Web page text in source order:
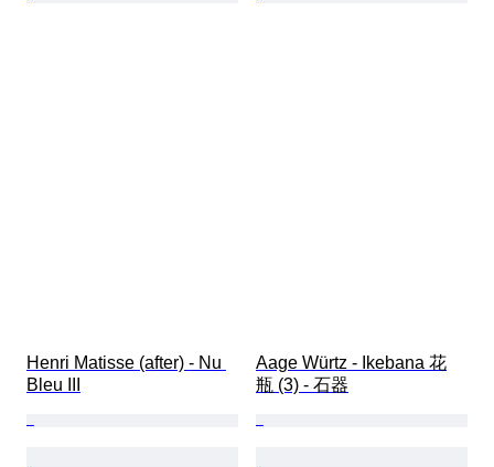
Henri Matisse (after) - Nu
Bleu III
Aage Würtz - Ikebana 花
瓶 (3) - 石器